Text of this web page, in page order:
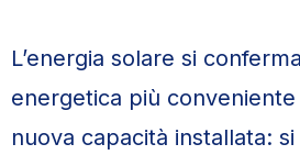
L’energia solare si
energetica più
nuova capacità installata: